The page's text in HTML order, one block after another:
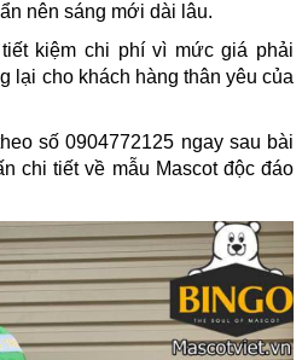
nên sáng mới dài lâu.
kiệm chi phí vì mức giá phải
lại cho khách hàng thân yêu của
số 0904772125 ngay sau bài
chi tiết về mẫu Mascot độc đáo